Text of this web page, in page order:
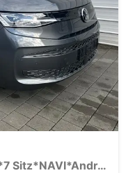
Business 2.0 TDI, DSG AHK*7 Sitz*NAVI*Android Auto*SHZ*Matrix*17"*Kamera*3Z Klimaauto*